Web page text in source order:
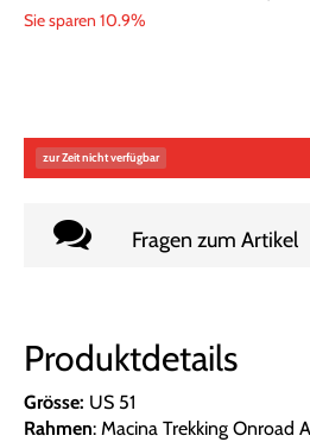
Sie sparen 10.9%
zur Zeit nicht verfügbar
Fragen zum Artikel
Produktdetails
Grösse: US 51
Rahmen: Macina Trekking Onroad